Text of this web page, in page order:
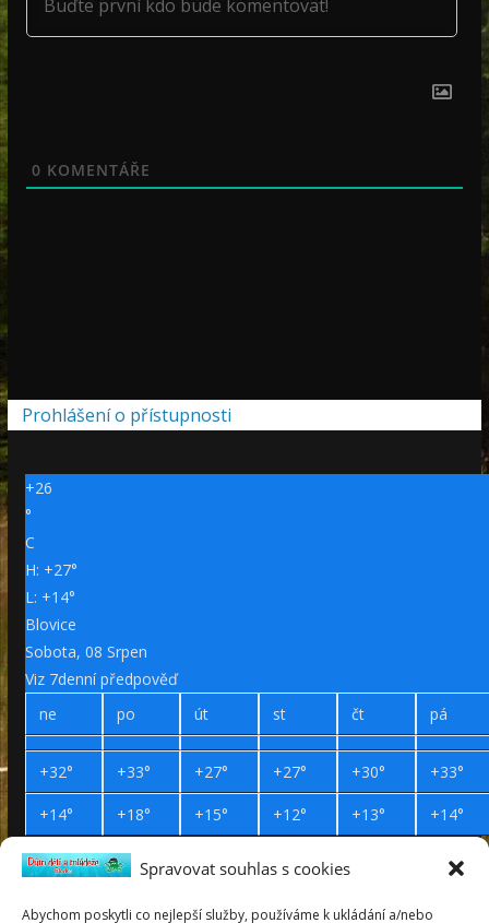
Spravovat souhlas s cookies
Abychom poskytli co nejlepší služby, používáme k ukládání a/nebo
0 KOMENTÁŘE
Prohlášení o přístupnosti
+26
°
C
H: +27°
L: +14°
Blovice
Sobota, 08 Srpen
Viz 7denní předpověď
ne
po út st čt pá
+32° +33° +27° +27° +30° +33°
+14° +18° +15° +12° +13° +14°
Prohlášení o přístupnosti